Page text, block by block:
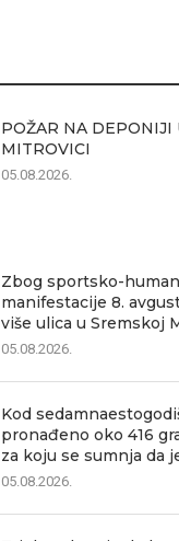
POŽAR NA DEPONIJI
MITROVICI
05.08.2026.
Zbog sportsko-
manifestacije 8.
više ulica u Sremskoj
05.08.2026.
Kod
pronađeno oko 416
za koju se sumnja da
05.08.2026.